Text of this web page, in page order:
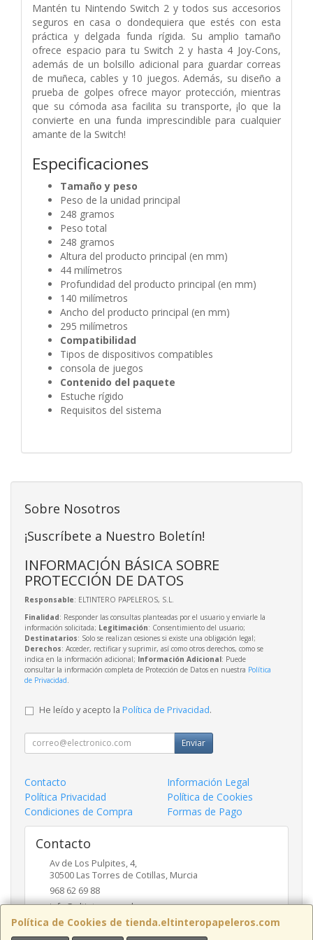
Mantén tu Nintendo Switch 2 y todos sus accesorios
seguros en casa o dondequiera que estés con esta
práctica y delgada funda rígida. Su amplio tamaño
ofrece espacio para tu Switch 2 y hasta 4 Joy-Cons,
además de un bolsillo adicional para guardar correas
de muñeca, cables y 10 juegos. Además, su diseño a
prueba de golpes ofrece mayor protección, mientras
que su cómoda asa facilita su transporte, ¡lo que la
convierte en una funda imprescindible para cualquier
amante de la Switch!
Especificaciones
Tamaño y peso
Peso de la unidad principal
248 gramos
Peso total
248 gramos
Altura del producto principal (en mm)
44 milímetros
Profundidad del producto principal (en mm)
140 milímetros
Ancho del producto principal (en mm)
295 milímetros
Compatibilidad
Tipos de dispositivos compatibles
consola de juegos
Contenido del paquete
Estuche rígido
Requisitos del sistema
Política de Cookies de tienda.eltinteropapeleros.com
Sobre Nosotros
¡Suscríbete a Nuestro Boletín!
INFORMACIÓN BÁSICA SOBRE
PROTECCIÓN DE DATOS
Responsable: ELTINTERO PAPELEROS, S.L.
Finalidad: Responder las consultas planteadas por el usuario y enviarle la
información solicitada; Legitimación: Consentimiento del usuario;
Destinatarios: Solo se realizan cesiones si existe una obligación legal;
Derechos: Acceder, rectificar y suprimir, así como otros derechos, como se
indica en la información adicional; Información Adicional: Puede
consultar la información completa de Protección de Datos en nuestra Política
de Privacidad
He leído y acepto la Política de Privacidad.
Enviar
Contacto
Información Legal
Política Privacidad
Política de Cookies
Condiciones de Compra
Formas de Pago
Contacto
Av de Los Pulpites, 4,
30500 Las Torres de Cotillas, Murcia
968 62 69 88
info@eltinteropapeleros.com